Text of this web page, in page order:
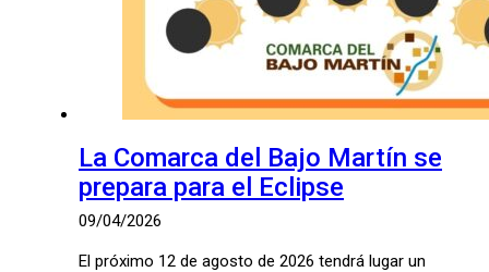
La Comarca del Bajo Martín se
prepara para el Eclipse
09/04/2026
El próximo 12 de agosto de 2026 tendrá lugar un